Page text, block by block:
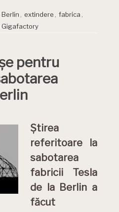
Berlin extindere fabrica
Gigafactory
pentru
Știrea
referitoare la
sabotarea
fabricii Tesla
de la Berlin a
făcut